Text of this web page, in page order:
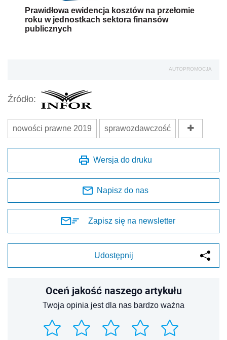
Prawidłowa ewidencja kosztów na przełomie
roku w jednostkach sektora finansów
publicznych
AUTOPROMOCJA
Źródło:
nowości prawne 2019 sprawozdawczość
Wersja do druku
Napisz do nas
Zapisz się na newsletter
Udostępnij
Oceń jakość naszego artykułu
Twoja opinia jest dla nas bardzo ważna